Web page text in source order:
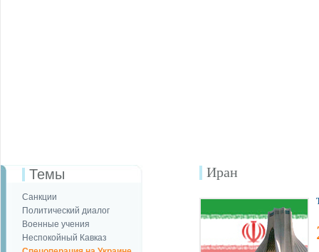
Темы
Санкции
Политический диалог
Военные учения
Неспокойный Кавказ
Иран